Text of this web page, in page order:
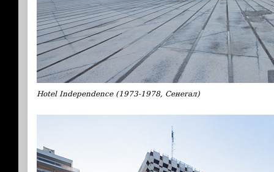
Hotel Independence (1973-1978, Сенегал)